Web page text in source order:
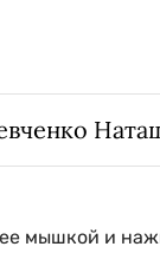
мышкой и